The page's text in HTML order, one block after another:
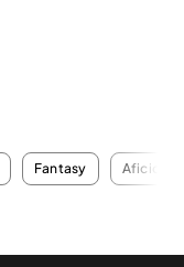
Fantasy